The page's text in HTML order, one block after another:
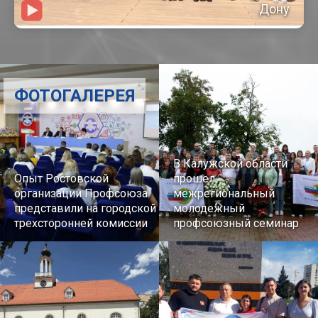
Дону
Опыт Ростовской
организации Профсоюза
представили на городской
трехсторонней комиссии
В Калужской области
прошел
межрегиональный
молодежный
профсоюзный семинар
ФОТОГАЛЕРЕЯ